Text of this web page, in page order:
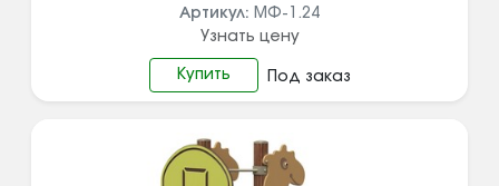
Артикул: МФ-1.24
Узнать цену
Купить Под заказ